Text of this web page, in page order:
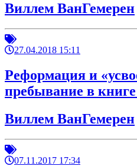
Виллем ВанГемерен
27.04.2018 15:11
Реформация и
пребывание в
Виллем ВанГемерен
07.11.2017 17:34